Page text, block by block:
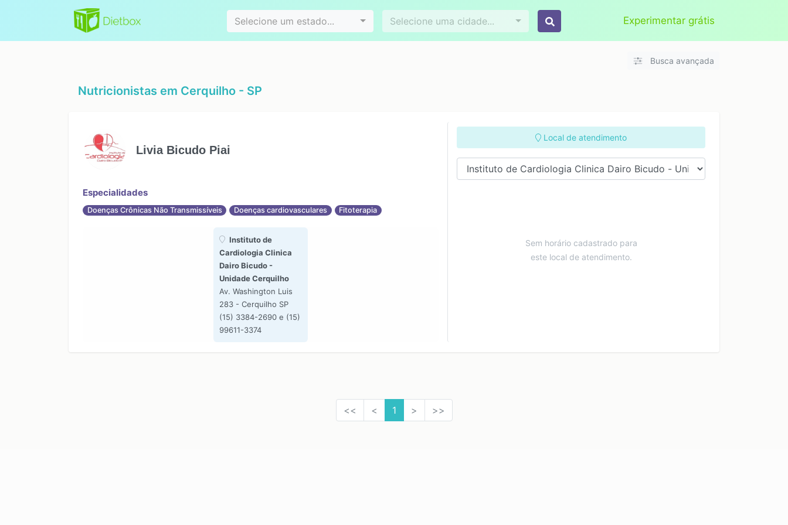
Selecione um estado... Selecione uma cidade... Experimentar grátis
Videoconferência Aplicar
Busca avançada
Nutricionistas em Cerquilho - SP
Livia Bicudo Piai
Especialidades
Doenças Crônicas Não Transmissíveis Doenças cardiovasculares Fitoterapia
Instituto de
Cardiologia Clinica
Dairo Bicudo -
Unidade Cerquilho
Av. Washington Luis
283 - Cerquilho SP
(15) 3384-2690 e (15)
99611-3374
Local de atendimento
Sem horário cadastrado para
este local de atendimento.
<< < 1 > >>